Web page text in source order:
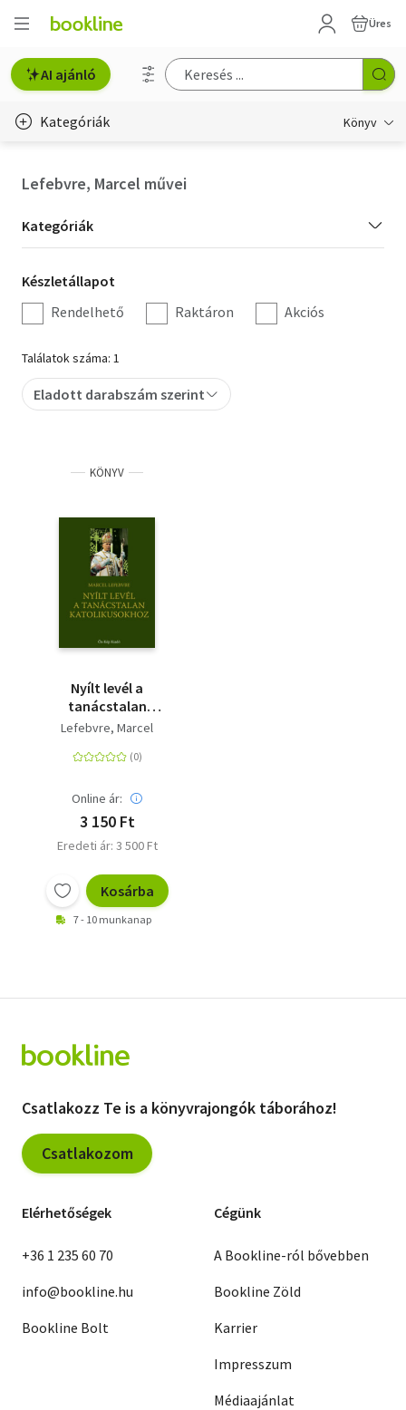
Üres
AI ajánló
Kategóriák Könyv
Hobbi, szabadidő
Irodalom
Művészet
Szakkönyv
Tankönyv, segédkönyv
Társadalomtudomány
Természettudomány
Történelem
Lefebvre, Marcel művei
Kategória
szűrés
Kategóriák
Készletállapot
szűrés
Készletállapot
Rendelhető
Raktáron Akciós
Találatok száma: 1
Eladott darabszám szerint
KÖNYV
Nyílt levél a
tanácstalan
katolikusokhoz
Lefebvre, Marcel
Online ár:
3 150 Ft
Eredeti ár: 3 500 Ft
Kosárba
7 - 10 munkanap
Csatlakozz Te is a könyvrajongók táborához!
Csatlakozom
Elérhetőségek
+36 1 235 60 70
info@bookline.hu
Bookline Bolt
Cégünk
A Bookline-ról bővebben
Bookline Zöld
Karrier
Impresszum
Médiaajánlat